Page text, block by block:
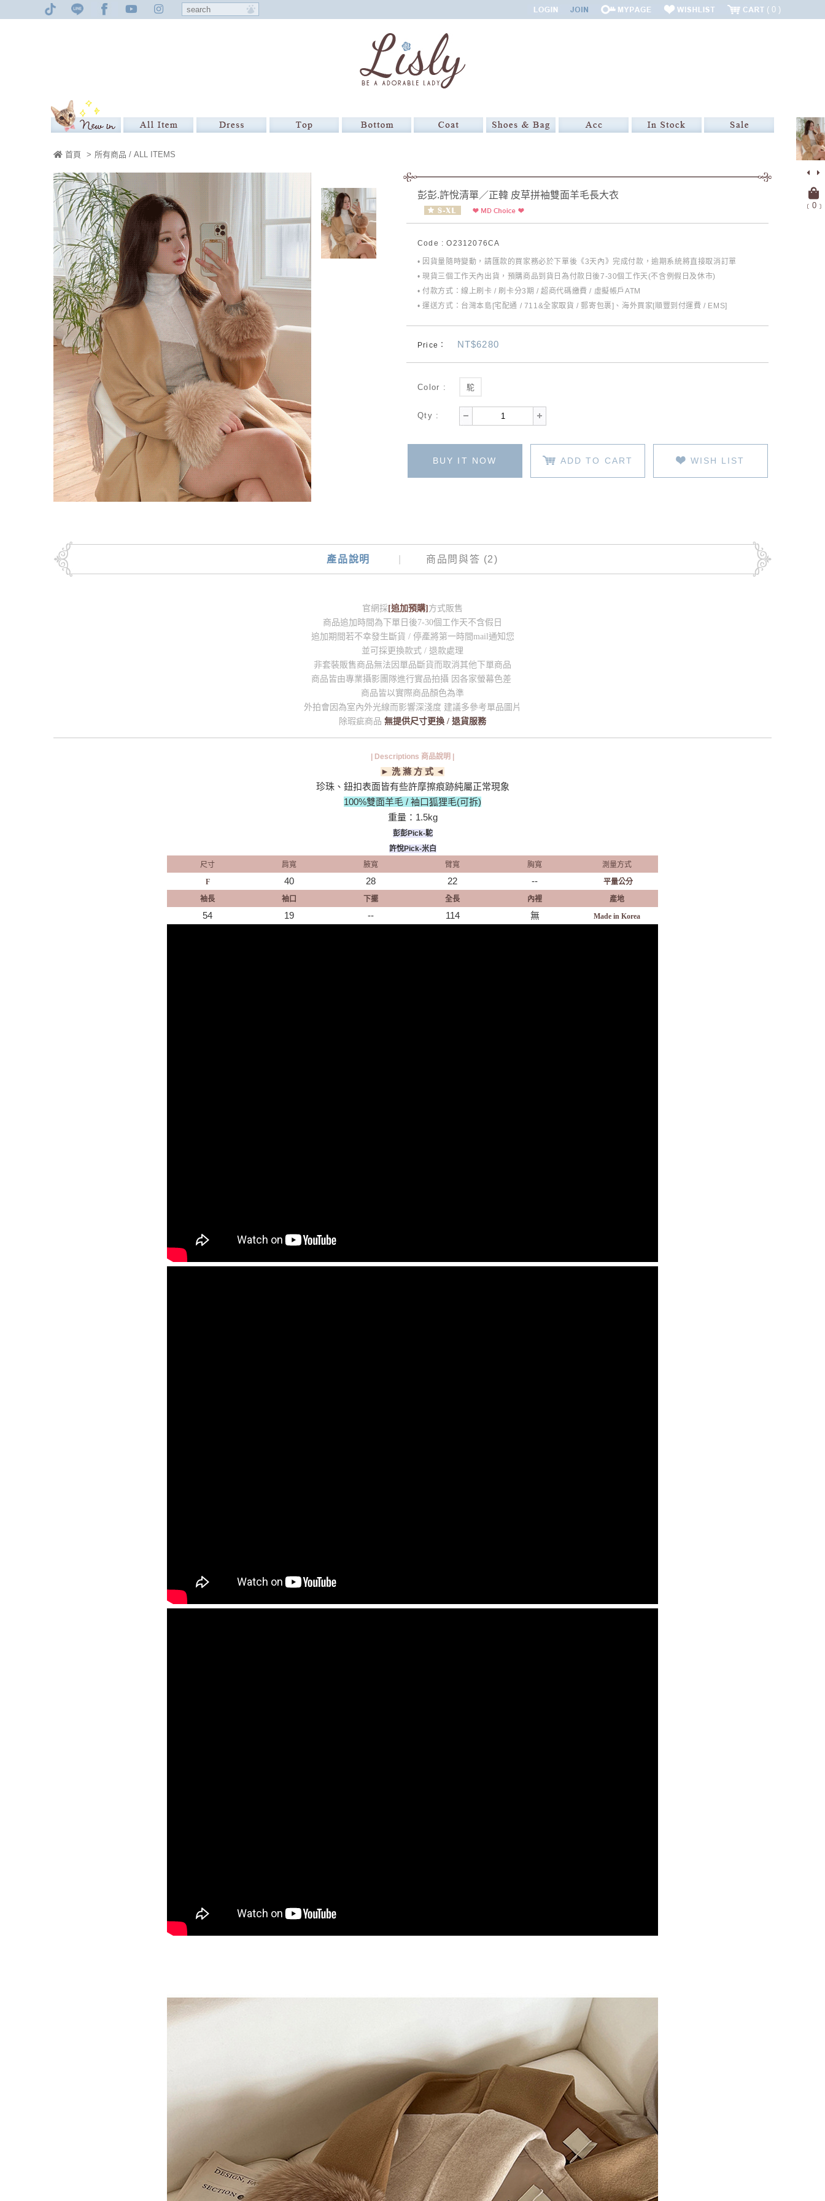
0
﹝ 0﹞
首頁 > 所有商品 / ALL ITEMS
彭彭.許悅清單／正韓 皮草拼袖雙面羊毛長大衣
Code : O2312076CA
• 因貨量隨時變動，請匯款的買家務必於下單後《3天內》完成付款，逾期系統將直接取消訂單
• 現貨三個工作天內出貨，預購商品到貨日為付款日後7-30個工作天(不含例假日及休市)
• 付款方式：線上刷卡 / 刷卡分3期 / 超商代碼繳費 / 虛擬帳戶ATM
• 運送方式：台灣本島[宅配通 / 711&全家取貨 / 郵寄包裹]、海外買家[順豐到付運費 / EMS]
Price： NT$6280
Color : 駝
Qty :
BUY IT NOW ADD TO CART WISH LIST
產品說明 商品問與答 (2)
官網採 [追加預購] 方式販售
商品追加時間為下單日後7-30個工作天不含假日
追加期間若不幸發生斷貨 / 停產將第一時間mail通知您
並可採更換款式 / 退款處理
非套裝販售商品無法因單品斷貨而取消其他下單商品
商品皆由專業攝影團隊進行實品拍攝 因各家螢幕色差
商品皆以實際商品顏色為準
外拍會因為室內外光線而影響深淺度 建議多參考單品圖片
除瑕疵商品 無提供尺寸更換 / 退貨服務
| Descriptions 商品說明 |
► 洗 滌 方 式 ◄
珍珠、鈕扣表面皆有些許摩擦痕跡純屬正常現象
100%雙面羊毛 / 袖口狐狸毛(可拆)
重量：1.5kg
彭彭Pick-駝
許悅Pick-米白
尺寸
肩寬 腋寬 臂寬 胸寬
測量方式
F
40 28 22 --
平量公分
袖長
袖口 下擺 全長 內裡 產地
54 19 -- 114 無 Made in Korea